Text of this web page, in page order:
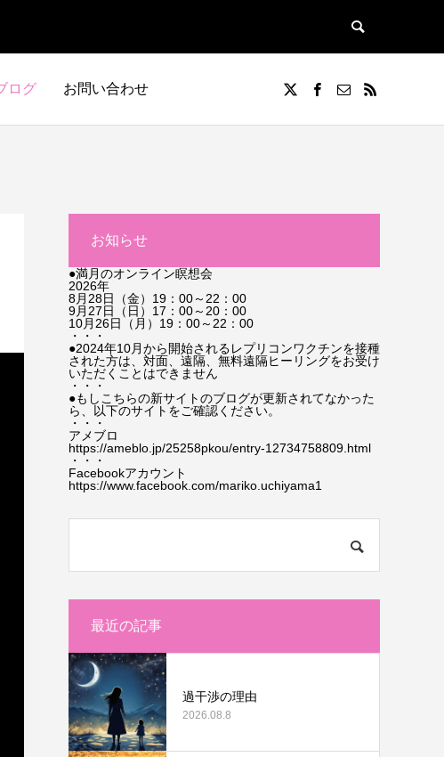
ログ お問い合わせ
お知らせ
●満月のオンライン瞑想会
2026年
8月28日（金）19：00～22：00
9月27日（日）17：00～20：00
10月26日（月）19：00～22：00
・・・
●2024年10月から開始されるレプリコンワクチンを接種
された方は、対面、遠隔、無料遠隔ヒーリングをお受け
いただくことはできません
・・・
●もしこちらの新サイトのブログが更新されてなかった
ら、以下のサイトをご確認ください。
・・・
アメブロ
https://ameblo.jp/25258pkou/entry-12734758809.html
・・・
Facebookアカウント
https://www.facebook.com/mariko.uchiyama1
最近の記事
過干渉の理由
2026.08.8